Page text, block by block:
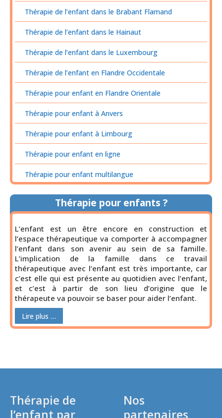
Thérapie de l’enfant dans le Brabant Flamand
Thérapie de l’enfant dans le Hainaut
Thérapie de l’enfant dans le Luxembourg
Thérapie de l’enfant en Flandre Occidentale
Thérapie pour enfant en Flandre Orientale
Thérapie pour enfant à Anvers
Thérapie pour enfant à Limbourg
Thérapie pour enfant en ligne
Thérapie pour enfant multilangue
Thérapie pour enfants ?
L’enfant est un être encore en construction et
l’espace thérapeutique va comporter à accompagner
l’enfant dans son avenir au sein de sa famille.
L’implication de la famille dans ce travail
thérapeutique avec l’enfant est très importante, car
c’est elle qui est présente au quotidien avec l’enfant,
et c’est à partir de son lieu d’origine que le
thérapeute va pouvoir se baser pour aider l’enfant.
Lire plus …
Thérapie de
l’enfant par
Nos
partenaires